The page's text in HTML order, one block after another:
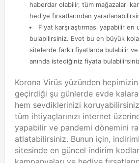
haberdar olabilir, tüm mağazaları
hediye fırsatlarından
Fiyat karşılaştırması yapabilir
bulabilirsiniz. Evet bu en büyük
sitelerde farklı fiyatlarda bulabilir
anında istediğiniz fiyata
Korona Virüs yüzünden
geçirdiği şu günlerde evde
hem sevdiklerinizi
tüm ihtiyaçlarınızı internet
yapabilir ve pandemi dönemini
atlatabilirsiniz. Bunun için,
sitesinde en güncel indirim